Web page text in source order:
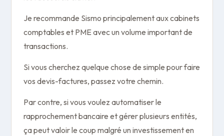
Je recommande Sismo principalement aux cabinets
comptables et PME avec un volume important de
transactions.
Si vous cherchez quelque chose de simple pour faire
vos devis-factures, passez votre chemin.
Par contre, si vous voulez automatiser le
rapprochement bancaire et gérer plusieurs entités,
ça peut valoir le coup malgré un investissement en